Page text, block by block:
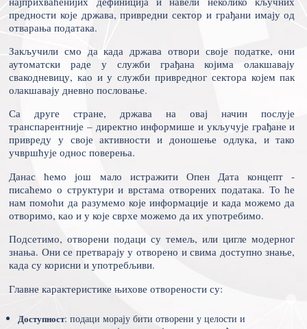
предности које држава, привредни сектор и грађани имају од
отварања података.
Закључили смо да када држава отвори своје податке, они
аутоматски раде у служби грађана којима олакшавају
свакодневицу, као и у служби привредног сектора којем пак
олакшавају дневно пословање.
Са друге стране, држава на овај начин послује
транспарентније – директно информише и укључује грађане и
привреду у своје активности и доношење одлука, и тако
учвршћује однос поверења.
Данас ћемо још мало истражити Опен Дата концепт -
писаћемо о структури и врстама отворених података. То ће
нам помоћи да разумемо које информације и када можемо да
отворимо, као и у које сврхе можемо да их употребимо.
Подсетимо, отворени подаци су темељ, или цигле модерног
знања. Они се претварају у отворено и свима доступно знање,
када су корисни и употребљиви.
Главне карактеристике њихове отворености су:
Доступност: подаци морају бити отворени у целости и